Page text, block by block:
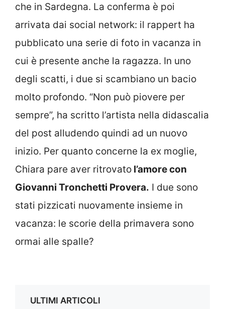
che in Sardegna. La conferma è poi
arrivata dai social network: il rappert ha
pubblicato una serie di foto in vacanza in
cui è presente anche la ragazza. In uno
degli scatti, i due si scambiano un bacio
molto profondo. “Non può piovere per
sempre”, ha scritto l’artista nella didascalia
del post alludendo quindi ad un nuovo
inizio. Per quanto concerne la ex moglie,
Chiara pare aver ritrovato l’amore con
Giovanni Tronchetti Provera. I due sono
stati pizzicati nuovamente insieme in
vacanza: le scorie della primavera sono
ormai alle spalle?
ULTIMI ARTICOLI